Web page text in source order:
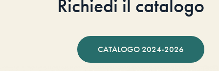
Richiedi il catalogo
CATALOGO 2024-2026